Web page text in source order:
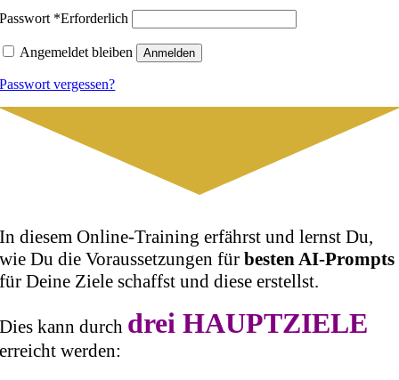
Passwort *Erforderlich
Angemeldet bleiben Anmelden
Passwort vergessen?
In diesem Online-Training erfährst und lernst Du,
wie Du die Voraussetzungen fürbesten AI-Prompts
für Deine Ziele schaffst und diese erstellst.
Dies kann durch drei HAUPTZIELE
erreicht werden: